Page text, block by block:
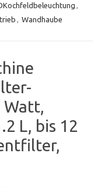
,
, Wandhaube
Watt,
L, bis 12